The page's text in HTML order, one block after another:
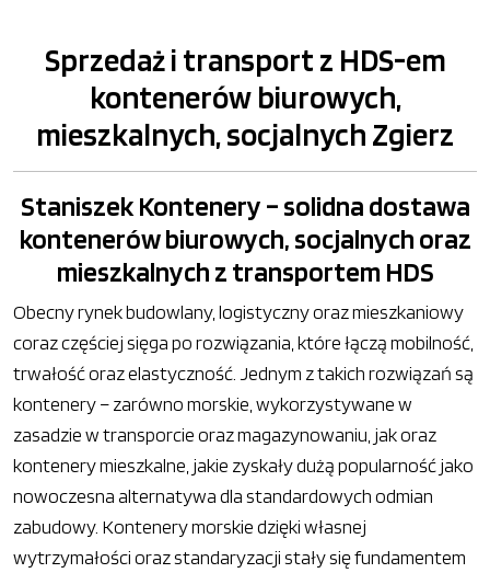
Sprzedaż i transport z HDS-em
kontenerów biurowych,
mieszkalnych, socjalnych Zgierz
Staniszek Kontenery – solidna dostawa
kontenerów biurowych, socjalnych oraz
mieszkalnych z transportem HDS
Obecny rynek budowlany, logistyczny oraz mieszkaniowy
coraz częściej sięga po rozwiązania, które łączą mobilność,
trwałość oraz elastyczność. Jednym z takich rozwiązań są
kontenery – zarówno morskie, wykorzystywane w
zasadzie w transporcie oraz magazynowaniu, jak oraz
kontenery mieszkalne, jakie zyskały dużą popularność jako
nowoczesna alternatywa dla standardowych odmian
zabudowy. Kontenery morskie dzięki własnej
wytrzymałości oraz standaryzacji stały się fundamentem